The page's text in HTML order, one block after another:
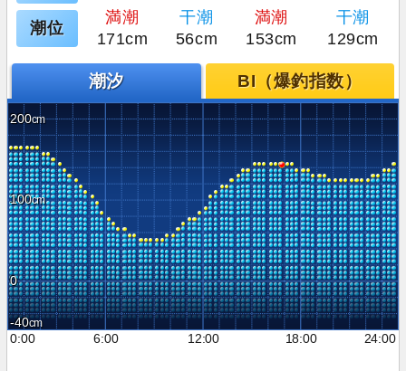
潮位
満潮 干潮 満潮
干潮
171cm
56cm 153cm 129cm
潮汐 BI（爆釣指数）
200
100
0
-40
0:00
6:00 12:00 18:00 24:00